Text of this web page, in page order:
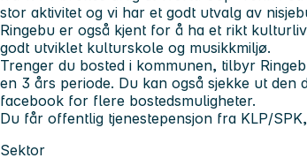
stor aktivitet og vi har et godt utvalg av
Ringebu er også kjent for å ha et rikt
godt utviklet kulturskole og musikkmiljø.
Trenger du bosted i kommunen, tilbyr
en 3 års periode. Du kan også sjekke ut den
facebook for flere bostedsmuligheter.
Du får offentlig tjenestepensjon fra KLP/
Sektor